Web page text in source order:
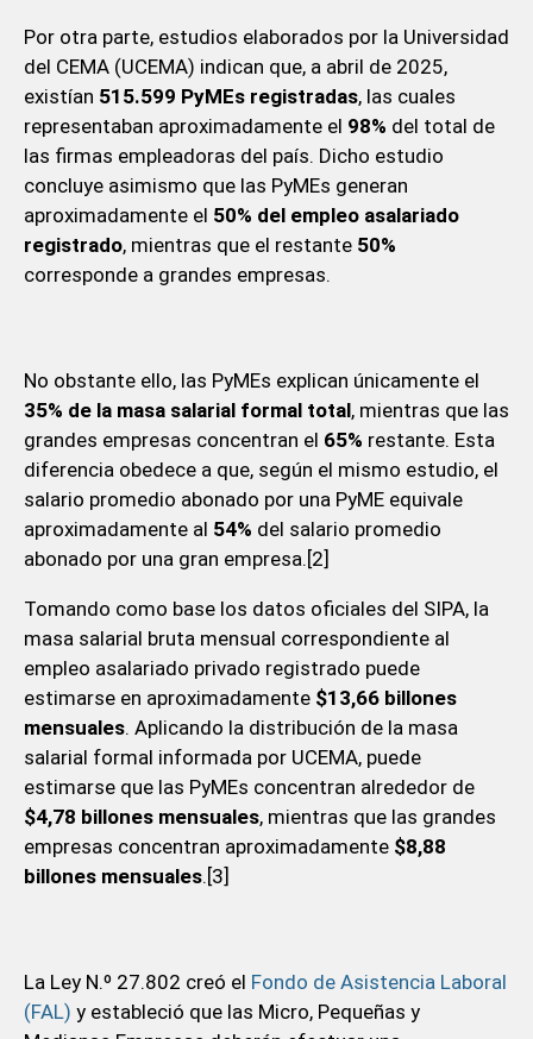
Por otra parte, estudios elaborados por la Universidad
del CEMA (UCEMA) indican que, a abril de 2025,
existían 515.599 PyMEs registradas, las cuales
representaban aproximadamente el 98% del total de
las firmas empleadoras del país. Dicho estudio
concluye asimismo que las PyMEs generan
aproximadamente el 50% del empleo asalariado
registrado, mientras que el restante 50%
corresponde a grandes empresas.
No obstante ello, las PyMEs explican únicamente el
35% de la masa salarial formal total, mientras que las
grandes empresas concentran el 65% restante. Esta
diferencia obedece a que, según el mismo estudio, el
salario promedio abonado por una PyME equivale
aproximadamente al 54% del salario promedio
abonado por una gran empresa.[2]
Tomando como base los datos oficiales del SIPA, la
masa salarial bruta mensual correspondiente al
empleo asalariado privado registrado puede
estimarse en aproximadamente $13,66 billones
mensuales. Aplicando la distribución de la masa
salarial formal informada por UCEMA, puede
estimarse que las PyMEs concentran alrededor de
$4,78 billones mensuales, mientras que las grandes
empresas concentran aproximadamente $8,88
billones mensuales.[3]
La Ley N.º 27.802 creó el Fondo de Asistencia Laboral
(FAL) y estableció que las Micro, Pequeñas y